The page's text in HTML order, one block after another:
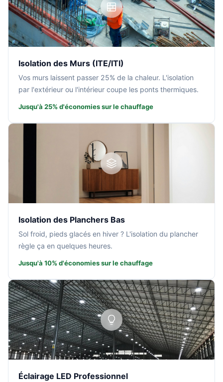
Isolation des Murs (ITE/ITI)
Vos murs laissent passer 25% de la chaleur. L'isolation
par l'extérieur ou l'intérieur coupe les ponts thermiques.
Jusqu'à 25% d'économies sur le chauffage
Isolation des Planchers Bas
Sol froid, pieds glacés en hiver ? L'isolation du plancher
règle ça en quelques heures.
Jusqu'à 10% d'économies sur le chauffage
Éclairage LED Professionnel